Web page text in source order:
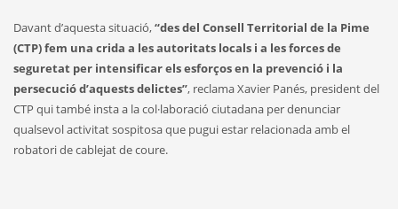
Davant d’aquesta situació,“des del Consell Territorial de la Pime
(CTP) fem una crida a les autoritats locals i a les forces de
seguretat per intensificar els esforços en la prevenció i la
persecució d’aquests delictes”, reclama Xavier Panés, president del
CTP qui també insta a la col·laboració ciutadana per denunciar
qualsevol activitat sospitosa que pugui estar relacionada amb el
robatori de cablejat de coure.